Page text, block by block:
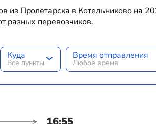
из Пролетарска в Котельниково на
разных перевозчиков.
Куда
Все пункты
Время отправления
Любое время